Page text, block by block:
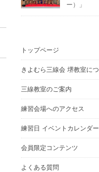
ー）」
トップページ
きよむら三線会 堺教室に
三線教室のご案内
練習会場へのアクセス
練習日 イベントカレンダー
会員限定コンテンツ
よくある質問